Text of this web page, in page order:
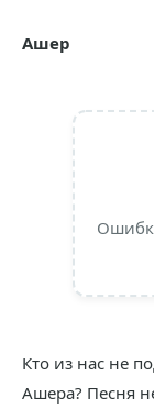
Ашер
Кто из нас не
Ашера? Песня